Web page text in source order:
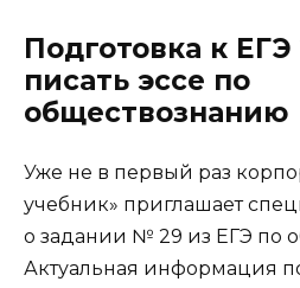
Подготовка к ЕГЭ
писать эссе по
обществознанию
Уже не в первый раз
учебник» приглашает
о задании № 29 из ЕГЭ по
Актуальная информация